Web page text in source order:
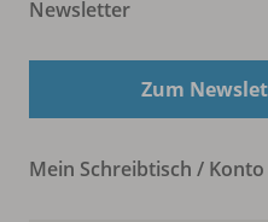
Newsletter
Zum
Mein Schreibtisch / Konto